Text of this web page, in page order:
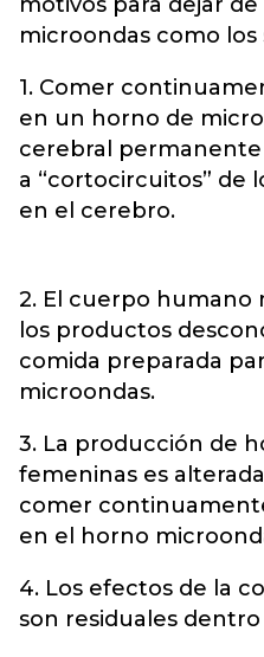
microondas como los
1. Comer
en un horno de
cerebral
a “cortocircuitos” de
en el cerebro.
2. El cuerpo humano
los productos
comida preparada
microondas.
3. La producción de
femeninas es
comer
en el horno
4. Los efectos de la
son residuales